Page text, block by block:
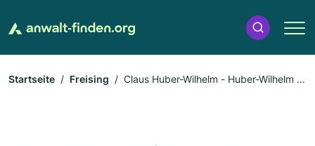
Startseite Freising
Claus Huber-Wilhelm - Huber-Wilhelm u.